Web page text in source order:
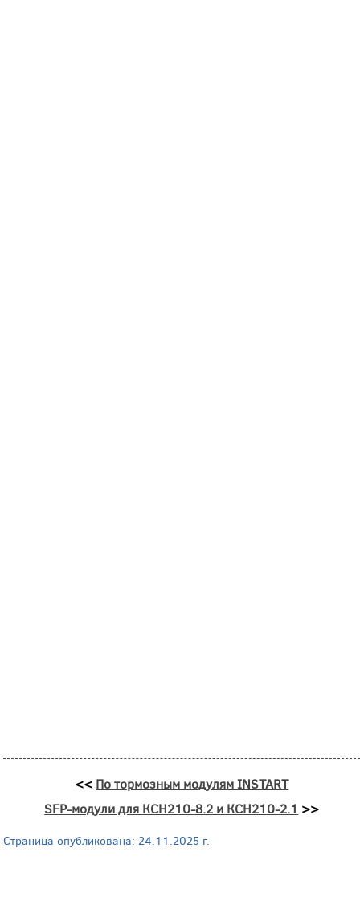
<< По тормозным модулям INSTART
SFP-модули для КСН210-8.2 и КСН210-2.1 >>
Страница опубликована: 24.11.2025 г.